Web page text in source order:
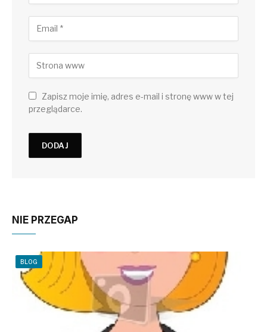
Zapisz moje imię, adres e-mail i stronę www w tej
przeglądarce.
NIE PRZEGAP
BLOG